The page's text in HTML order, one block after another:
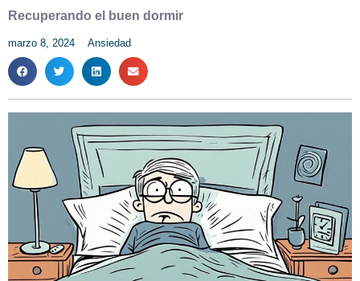
Recuperando el buen dormir
marzo 8, 2024 Ansiedad